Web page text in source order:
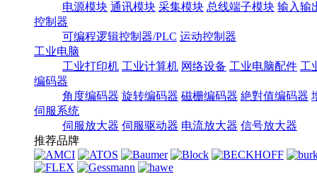
电源模块 通讯模块 采集模块 总线端子模块 输入输
控制器
可编程逻辑控制器/PLC 运动控制器
工业电脑
工业打印机 工业计算机 网络设备 工业电脑配件 工
编码器
角度编码器 旋转编码器 磁栅编码器 絶對值编码器
伺服系统
伺服放大器 伺服驱动器 电流放大器 信号放大器
推荐品牌